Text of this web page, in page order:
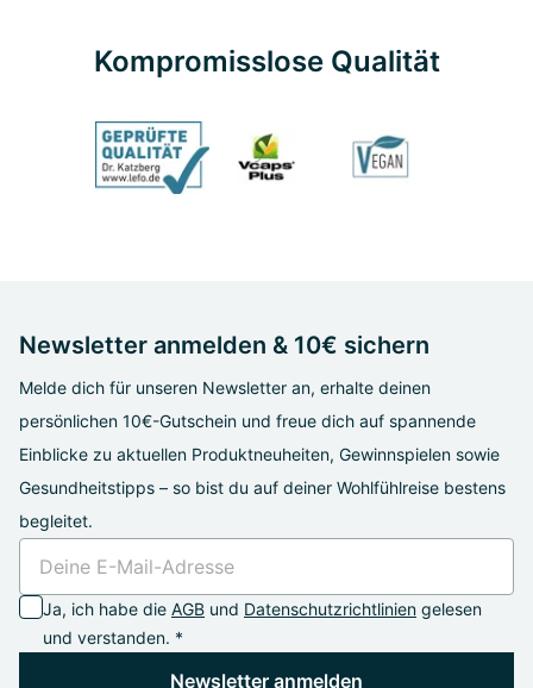
Kompromisslose Qualität
Newsletter anmelden & 10€ sichern
Melde dich für unseren Newsletter an, erhalte deinen
persönlichen 10€-Gutschein und freue dich auf spannende
Einblicke zu aktuellen Produktneuheiten, Gewinnspielen sowie
Gesundheitstipps – so bist du auf deiner Wohlfühlreise bestens
begleitet.
Ja, ich habe die AGB und Datenschutzrichtlinien gelesen
und verstanden. *
Newsletter anmelden